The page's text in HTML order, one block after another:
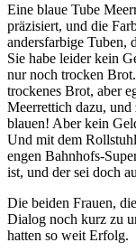
Eine blaue Tube
präzisiert, und die
andersfarbige Tuben,
Sie habe leider kein
nur noch trocken
trockenes Brot, aber
Meerrettich dazu, und
blauen! Aber kein
Und mit dem
engen Bahnhofs-
ist, und der sei doch
Die beiden Frauen,
Dialog noch kurz zu
hatten so weit Erfolg.